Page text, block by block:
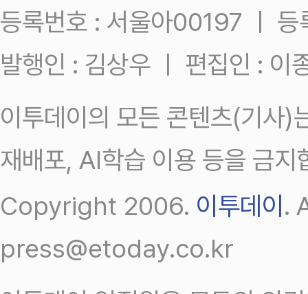
등록번호 : 서울아00197 ㅣ
발행인 : 김상우 ㅣ 편집인 : 이
이투데이의 모든 콘텐츠(기사)
재배포, AI학습 이용 등을 금지
Copyright 2006. 이투데이 .
press@etoday.co.kr